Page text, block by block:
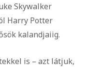
Skywalker
Harry Potter
kalandjaiig.
is – azt látjuk,